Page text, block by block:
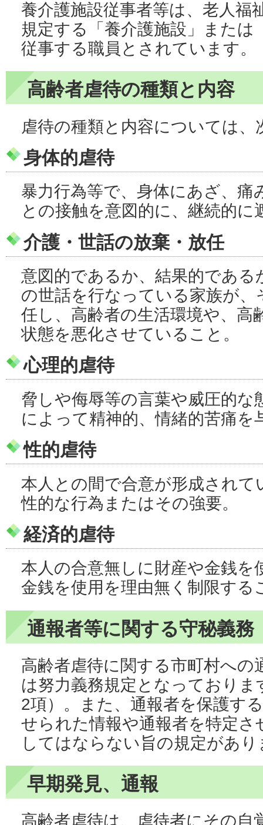
養介護施設従事者等は、老人福
規定する「養介護施設」または
従事する職員とされています。
高齢者虐待の種類と内容
虐待の種類と内容については
身体的虐待
暴力行為等で、身体にあざ、痛
との接触を意図的に、継続的に
介護・世話の放棄・放任
意図的であるか、結果的である
の世話を行なっている家族が
任し、高齢者の生活環境や、高
状態を悪化させていること。
心理的虐待
脅しや侮辱等の言葉や威圧的な
によって精神的、情緒的苦痛を
性的虐待
本人との間で合意が形成され
性的な行為またはその強要。
経済的虐待
本人の合意無しに財産や金銭を
金銭を使用を理由無く制限する
通報者等に関する守秘義務
高齢者虐待に関する市町村への
は努力義務規定となっており
2項）。また、通報者を保護す
せられた情報や通報者を特定
してはならない旨の規定があ
早期発見、通報
高齢者虐待は、虐待者にその自